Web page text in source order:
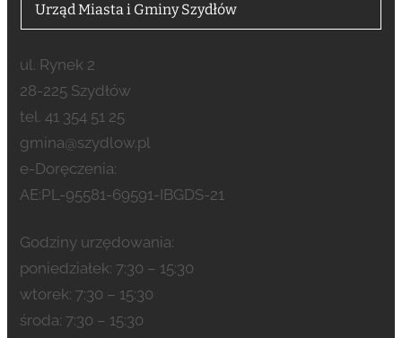
Urząd Miasta i Gminy Szydłów
ul. Rynek 2
28-225 Szydłów
tel. 41 354 51 25
gmina@szydlow.pl
e-Doręczenia:
AE:PL-95581-69591-IBGDS-21
Godziny urzędowania:
poniedziałek: 7:30 – 15:30
wtorek: 7:30 – 15:30
środa: 7:30 – 15:30